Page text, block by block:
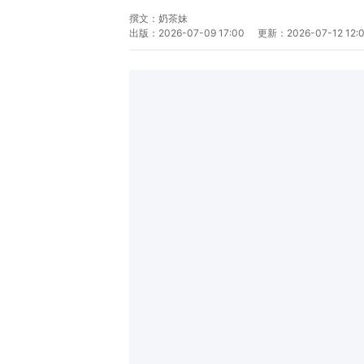
撰文： 奶茶妹
出版： 2026-07-09 17:00 更新： 2026-07-12